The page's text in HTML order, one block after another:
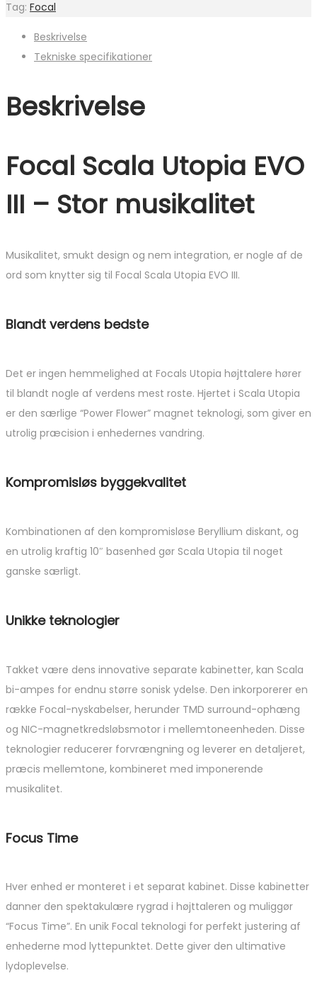
Tag: Focal
Beskrivelse
Tekniske specifikationer
Beskrivelse
Focal Scala Utopia EVO
III – Stor musikalitet
Musikalitet, smukt design og nem integration, er nogle af de
ord som knytter sig til Focal Scala Utopia EVO III.
Blandt verdens bedste
Det er ingen hemmelighed at Focals Utopia højttalere hører
til blandt nogle af verdens mest roste. Hjertet i Scala Utopia
er den særlige “Power Flower” magnet teknologi, som giver en
utrolig præcision i enhedernes vandring.
Kompromisløs byggekvalitet
Kombinationen af den kompromisløse Beryllium diskant, og
en utrolig kraftig 10″ basenhed gør Scala Utopia til noget
ganske særligt.
Unikke teknologier
Takket være dens innovative separate kabinetter, kan Scala
bi-ampes for endnu større sonisk ydelse. Den inkorporerer en
række Focal-nyskabelser, herunder TMD surround-ophæng
og NIC-magnetkredsløbsmotor i mellemtoneenheden. Disse
teknologier reducerer forvrængning og leverer en detaljeret,
præcis mellemtone, kombineret med imponerende
musikalitet.
Focus Time
Hver enhed er monteret i et separat kabinet. Disse kabinetter
danner den spektakulære rygrad i højttaleren og muliggør
“Focus Time”. En unik Focal teknologi for perfekt justering af
enhederne mod lyttepunktet. Dette giver den ultimative
lydoplevelse.